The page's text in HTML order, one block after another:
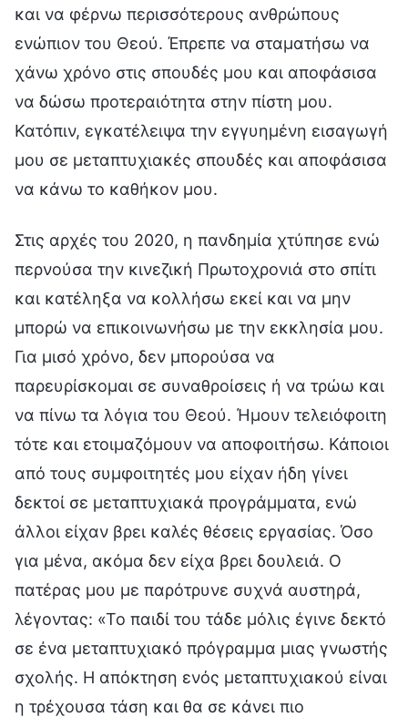
και να φέρνω περισσότερους ανθρώπους
ενώπιον του Θεού. Έπρεπε να σταματήσω να
χάνω χρόνο στις σπουδές μου και αποφάσισα
να δώσω προτεραιότητα στην πίστη μου.
Κατόπιν, εγκατέλειψα την εγγυημένη εισαγωγή
μου σε μεταπτυχιακές σπουδές και αποφάσισα
να κάνω το καθήκον μου.
Στις αρχές του 2020, η πανδημία χτύπησε ενώ
περνούσα την κινεζική Πρωτοχρονιά στο σπίτι
και κατέληξα να κολλήσω εκεί και να μην
μπορώ να επικοινωνήσω με την εκκλησία μου.
Για μισό χρόνο, δεν μπορούσα να
παρευρίσκομαι σε συναθροίσεις ή να τρώω και
να πίνω τα λόγια του Θεού. Ήμουν τελειόφοιτη
τότε και ετοιμαζόμουν να αποφοιτήσω. Κάποιοι
από τους συμφοιτητές μου είχαν ήδη γίνει
δεκτοί σε μεταπτυχιακά προγράμματα, ενώ
άλλοι είχαν βρει καλές θέσεις εργασίας. Όσο
για μένα, ακόμα δεν είχα βρει δουλειά. Ο
πατέρας μου με παρότρυνε συχνά αυστηρά,
λέγοντας: «Το παιδί του τάδε μόλις έγινε δεκτό
σε ένα μεταπτυχιακό πρόγραμμα μιας γνωστής
σχολής. Η απόκτηση ενός μεταπτυχιακού είναι
η τρέχουσα τάση και θα σε κάνει πιο